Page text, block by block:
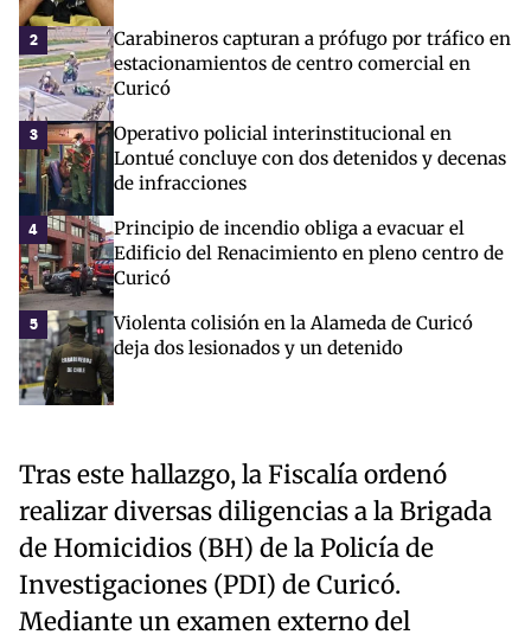
2
Carabineros capturan a prófugo por tráfico en
estacionamientos de centro comercial en
Curicó
3
Operativo policial interinstitucional en
Lontué concluye con dos detenidos y decenas
de infracciones
4
Principio de incendio obliga a evacuar el
Edificio del Renacimiento en pleno centro de
Curicó
5
Violenta colisión en la Alameda de Curicó
deja dos lesionados y un detenido
Tras este hallazgo, la Fiscalía ordenó
realizar diversas diligencias a la Brigada
de Homicidios (BH) de la Policía de
Investigaciones (PDI) de Curicó.
Mediante un examen externo del